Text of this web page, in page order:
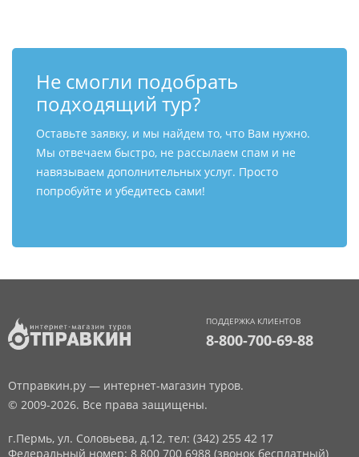
Не смогли подобрать
подходящий тур?
Оставьте заявку, и мы найдем то, что Вам нужно.
Мы отвечаем быстро, не рассылаем спам и не
навязываем дополнительных услуг. Просто
попробуйте и убедитесь сами!
ПОДДЕРЖКА КЛИЕНТОВ
8-800-700-69-88
Отправкин.ру — интернет-магазин туров.
© 2009-2026. Все права защищены.
г.Пермь, ул. Соловьева, д.12, тел: (342) 255 42 17
Федеральный номер: 8 800 700 6988 (звонок бесплатный)